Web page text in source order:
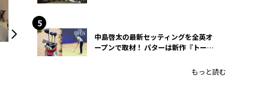
中島啓太の最新セッティングを全英オ
ープンで取材！ パターは新作『トーチ
もっと読む